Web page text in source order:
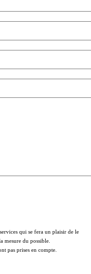
qui se fera un plaisir de le
mesure du possible.
pas prises en compte.